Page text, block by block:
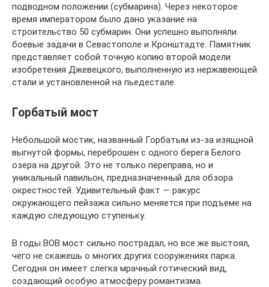
подводном положении (субмарина). Через некоторое
время императором было дано указание на
строительство 50 субмарин. Они успешно выполняли
боевые задачи в Севастополе и Кронштадте. Памятник
представляет собой точную копию второй модели
изобретения Джевецкого, выполненную из нержавеющей
стали и установленной на пьедестале.
Горбатый мост
Небольшой мостик, названный Горбатым из-за изящной
выгнутой формы, переброшен с одного берега Белого
озера на другой. Это не только переправа, но и
уникальный павильон, предназначенный для обзора
окрестностей. Удивительный факт — ракурс
окружающего пейзажа сильно меняется при подъеме на
каждую следующую ступеньку.
В годы ВОВ мост сильно пострадал, но все же выстоял,
чего не скажешь о многих других сооружениях парка.
Сегодня он имеет слегка мрачный готический вид,
создающий особую атмосферу романтизма.